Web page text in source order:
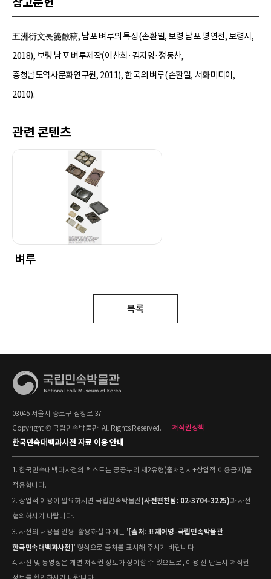
五洲衍文長箋散稿, 남포 벼루의 특징(손환일, 보령 남포 명연전, 보령시,
2018), 보령 남포 벼루제작(이찬희·김지영·정동찬,
충청남도역사문화연구원, 2011), 한국의 벼루(손환일, 서화미디어,
2010).
관련 콘텐츠
벼루
목록
03045 서울시 종로구 삼청로 37
Copyright © 국립민속박물관. All Rights Reserved.
저작권정책
한국민속대백과사전 자료 이용 안내
1. 한국민속대백과사전의 텍스트는 공공누리 제2유형(출처명시+상업적 이용금지)을
적용합니다.
2. 상업적 이용이 필요하시면 국립민속박물관(사전편찬팀: 02-3704-3225)과 사전
협의하시기 바랍니다.
3. 사전의 내용을 인용·활용하실 때에는 '[출처: 표제어명–국립민속박물관
한국민속대백과사전]' 형식으로 출처를 표시해 주시기 바랍니다.
4. 사진 및 동영상은 개별 저작권 정보가 상이할 수 있으므로, 이용 전 반드시 저작권